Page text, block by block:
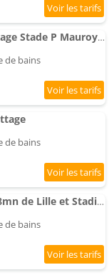
Appartement Golden Cottage Stade P Mauroy Lille
de bains
de bains
Appartement Grand T2 à 8mn de Lille et Stadium Terrasse et parking privé
de bains